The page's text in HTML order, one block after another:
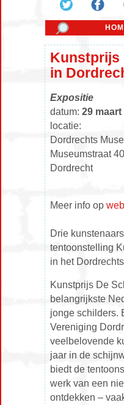
Kunstprijs
in
Expositie
datum: 29
locatie:
Dordrechts
Museumstraat 40
Dordrecht
Meer info op
Drie
tentoonstelling
in het
Kunstprijs De
belangrijkste
jonge schilders.
Vereniging
veelbelovende
jaar in de
biedt de
werk van een
ontdekken –